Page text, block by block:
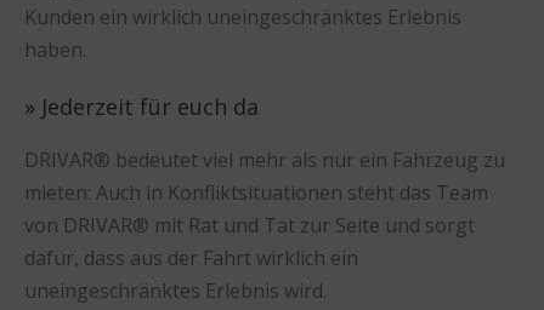
Kunden ein wirklich uneingeschränktes Erlebnis
haben.
» Jederzeit für euch da
DRIVAR® bedeutet viel mehr als nur ein Fahrzeug zu
mieten: Auch in Konfliktsituationen steht das Team
von DRIVAR® mit Rat und Tat zur Seite und sorgt
dafür, dass aus der Fahrt wirklich ein
uneingeschränktes Erlebnis wird.